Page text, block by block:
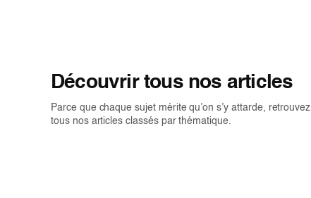
Découvrir tous nos articles
Parce que chaque sujet mérite qu’on s’y attarde, retrouvez
tous nos articles classés par thématique.